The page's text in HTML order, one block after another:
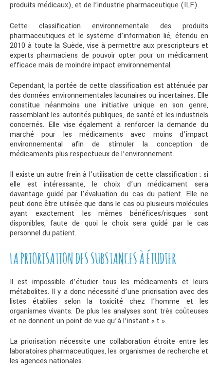
produits médicaux), et de l’industrie pharmaceutique (ILF).
Cette classification environnementale des produits
pharmaceutiques et le système d’information lié, étendu en
2010 à toute la Suède, vise à permettre aux prescripteurs et
experts pharmaciens de pouvoir opter pour un médicament
efficace mais de moindre impact environnemental.
Cependant, la portée de cette classification est atténuée par
des données environnementales lacunaires ou incertaines. Elle
constitue néanmoins une initiative unique en son genre,
rassemblant les autorités publiques, de santé et les industriels
concernés. Elle vise également à renforcer la demande du
marché pour les médicaments avec moins d’impact
environnemental afin de stimuler la conception de
médicaments plus respectueux de l’environnement.
Il existe un autre frein à l’utilisation de cette classification : si
elle est intéressante, le choix d’un médicament sera
davantage guidé par l’évaluation du cas du patient. Elle ne
peut donc être utilisée que dans le cas où plusieurs molécules
ayant exactement les mêmes bénéfices/risques sont
disponibles, faute de quoi le choix sera guidé par le cas
personnel du patient.
LA PRIORISATION DES SUBSTANCES À ÉTUDIER
Il est impossible d’étudier tous les médicaments et leurs
métabolites. Il y a donc nécessité d’une priorisation avec des
listes établies selon la toxicité chez l’homme et les
organismes vivants. De plus les analyses sont très coûteuses
et ne donnent un point de vue qu’à l’instant « t ».
La priorisation nécessite une collaboration étroite entre les
laboratoires pharmaceutiques, les organismes de recherche et
les agences nationales.